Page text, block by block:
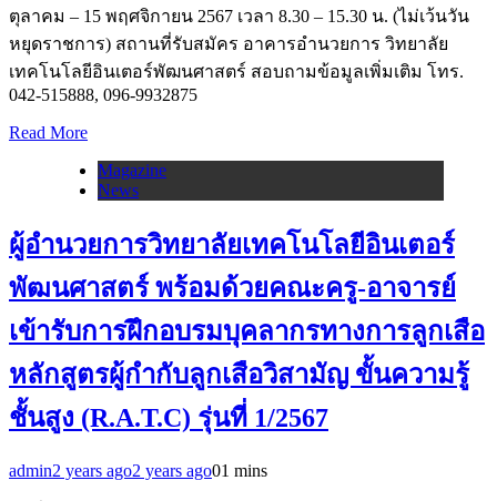
ตุลาคม – 15 พฤศจิกายน 2567 เวลา 8.30 – 15.30 น. (ไม่เว้นวัน
หยุดราชการ) สถานที่รับสมัคร อาคารอำนวยการ วิทยาลัย
เทคโนโลยีอินเตอร์พัฒนศาสตร์ สอบถามข้อมูลเพิ่มเติม โทร.
042-515888, 096-9932875
Read More
Magazine
News
ผู้อำนวยการวิทยาลัยเทคโนโลยีอินเตอร์
พัฒนศาสตร์ พร้อมด้วยคณะครู-อาจารย์
เข้ารับการฝึกอบรมบุคลากรทางการลูกเสือ
หลักสูตรผู้กำกับลูกเสือวิสามัญ ขั้นความรู้
ชั้นสูง (R.A.T.C) รุ่นที่ 1/2567
admin2 years ago2 years ago01 mins